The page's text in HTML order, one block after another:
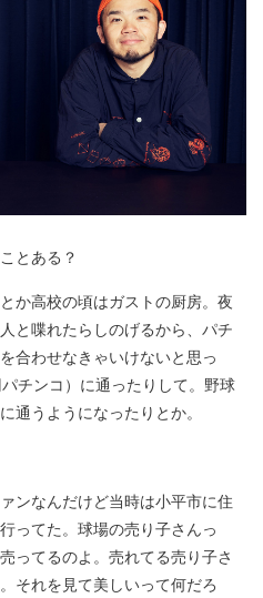
とある？
か高校の頃はガストの厨房。夜
と喋れたらしのげるから、パチ
合わせなきゃいけないと思っ
チンコ）に通ったりして。野球
通うようになったりとか。
ンなんだけど当時は小平市に住
ってた。球場の売り子さんっ
ってるのよ。売れてる売り子さ
それを見て美しいって何だろ